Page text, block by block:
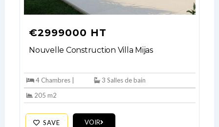
€2999000 HT
Nouvelle Construction Villa Mijas
4 Chambres |
3 Salles de bain
205 m2
SAVE VOIR